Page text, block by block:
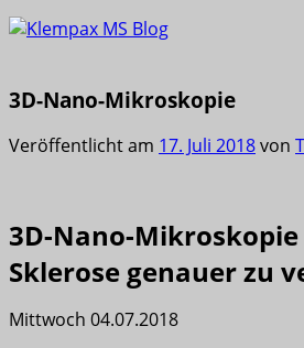
3D-Nano-Mikroskopie
Veröffentlicht am 17. Juli 2018von
3D-Nano-
Sklerose genauer zu
Mittwoch 04.07.2018